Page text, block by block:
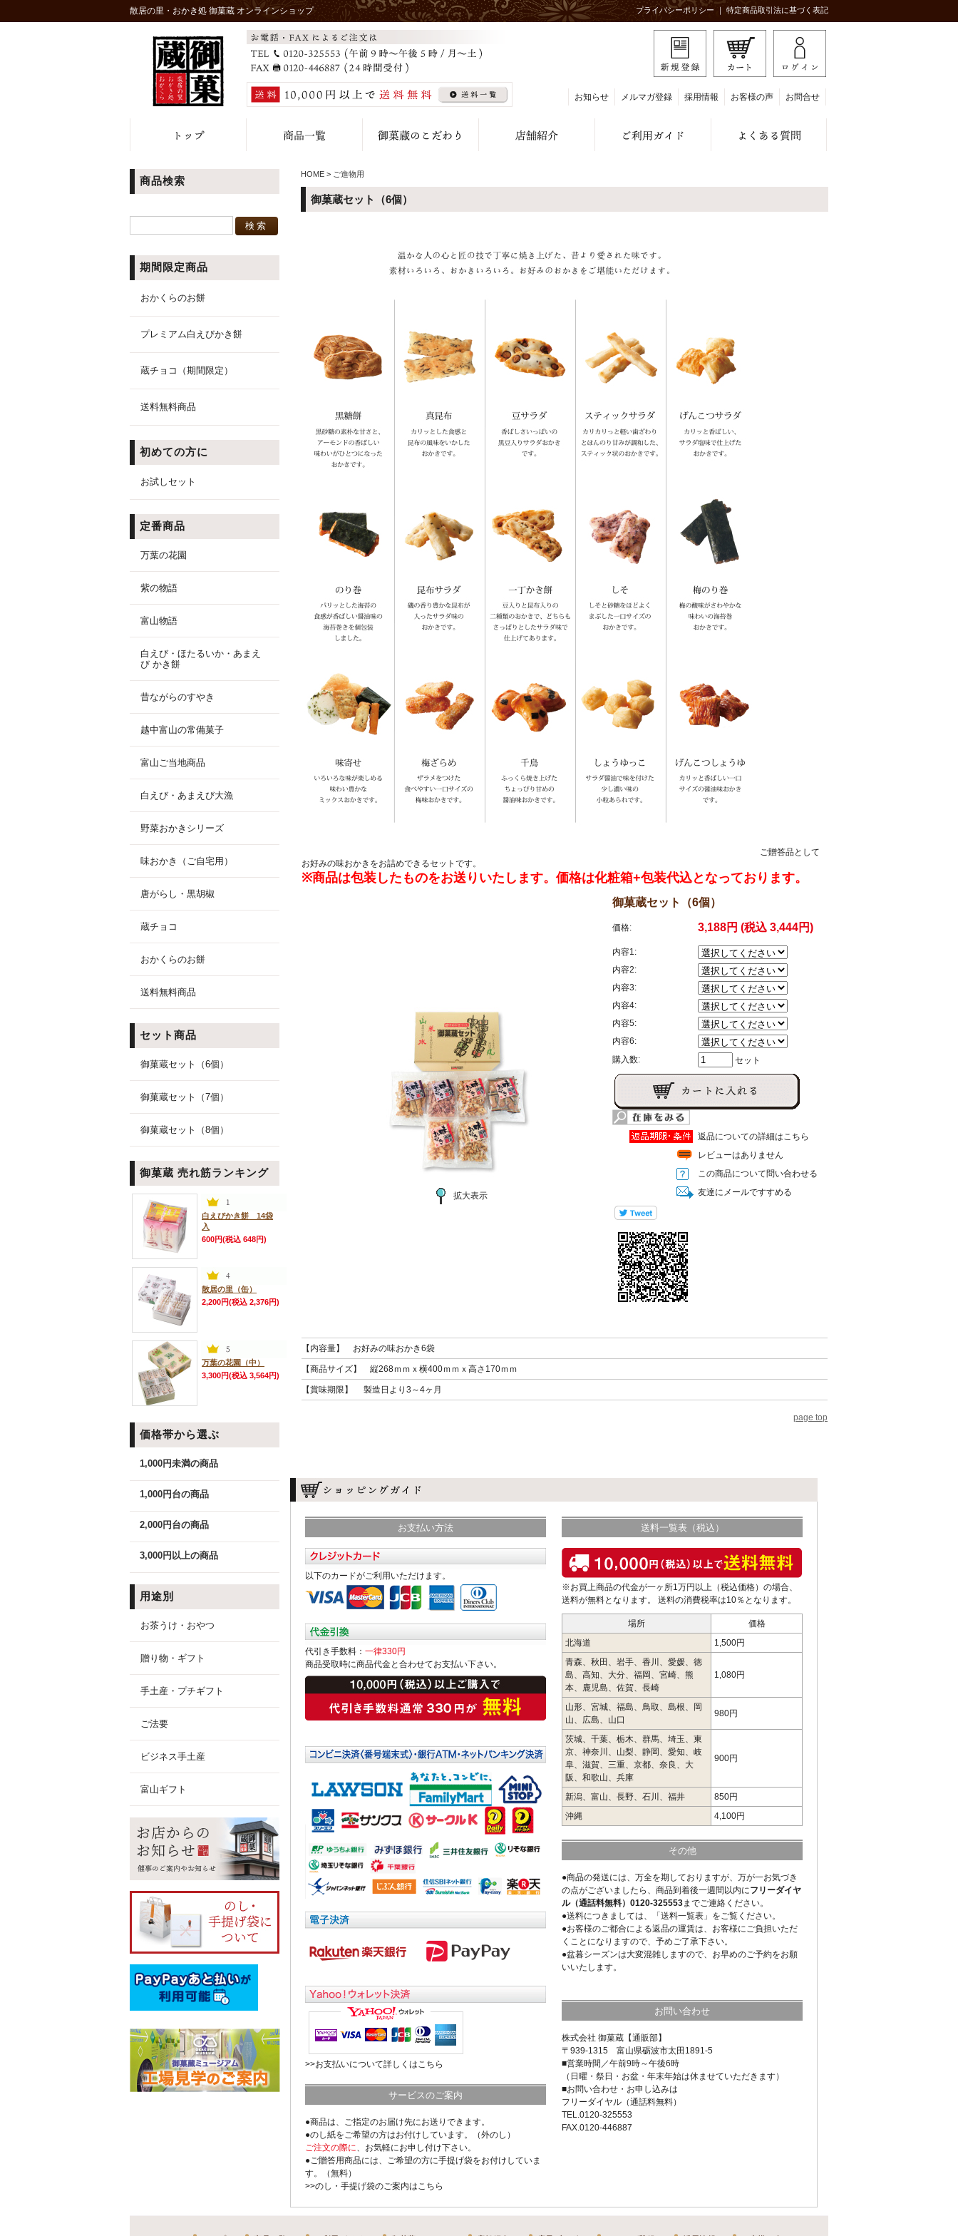
散居の里・おかき処 御菓蔵 オンラインショップ プライバシーポリシー ｜ 特定商品取引法に基づく表記
お知らせ メルマガ登録 採用情報 お客様の声 お問合せ
商品検索
期間限定商品
おかくらのお餅
プレミアム白えびかき餅
蔵チョコ（期間限定）
送料無料商品
初めての方に
お試しセット
定番商品
万葉の花園
紫の物語
富山物語
白えび・ほたるいか・あまえ
び かき餅
昔ながらのすやき
越中富山の常備菓子
富山ご当地商品
白えび・あまえび大漁
野菜おかきシリーズ
味おかき（ご自宅用）
唐がらし・黒胡椒
蔵チョコ
おかくらのお餅
送料無料商品
セット商品
御菓蔵セット（6個）
御菓蔵セット（7個）
御菓蔵セット（8個）
御菓蔵 売れ筋ランキング
白えびかき餅 14袋
入
600円(税込 648円)
散居の里（缶）
2,200円(税込 2,376円)
万葉の花園（中）
3,300円(税込 3,564円)
価格帯から選ぶ
1,000円未満の商品
1,000円台の商品
2,000円台の商品
3,000円以上の商品
用途別
お茶うけ・おやつ
贈り物・ギフト
手土産・プチギフト
ご法要
ビジネス手土産
富山ギフト
HOME > ご進物用
御菓蔵セット（6個）
ご贈答品として
お好みの味おかきをお詰めできるセットです。
※商品は包装したものをお送りいたします。価格は化粧箱+包装代込となっております。
拡大表示
御菓蔵セット（6個）
価格: 3,188円 (税込 3,444円)
内容1:
内容2:
内容3:
内容4:
内容5:
内容6:
購入数:
セット
返品についての詳細はこちら
レビューはありません
この商品について問い合わせる
友達にメールですすめる
【内容量】 お好みの味おかき6袋
【商品サイズ】 縦268ｍｍｘ横400ｍｍｘ高さ170ｍｍ
【賞味期限】 製造日より3～4ヶ月
page top
お支払い方法
以下のカードがご利用いただけます。
代引き手数料： 一律330円
商品受取時に商品代金と合わせてお支払い下さい。
>>お支払いについて詳しくはこちら
サービスのご案内
●商品は、ご指定のお届け先にお送りできます。
●のし紙をご希望の方はお付けしています。（外のし）
ご注文の際に、お気軽にお申し付け下さい。
●ご贈答用商品には、ご希望の方に手提げ袋をお付けしていま
す。（無料）
>>のし・手提げ袋のご案内はこちら
送料一覧表（税込）
※お買上商品の代金が一ヶ所1万円以上（税込価格）の場合、
送料が無料となります。 送料の消費税率は10％となります。
場所
価格
北海道
1,500円
青森、秋田、岩手、香川、愛媛、徳
島、高知、大分、福岡、宮崎、熊
本、鹿児島、佐賀、長崎
1,080円
山形、宮城、福島、鳥取、島根、岡
山、広島、山口
980円
茨城、千葉、栃木、群馬、埼玉、東
京、神奈川、山梨、静岡、愛知、岐
阜、滋賀、三重、京都、奈良、大
阪、和歌山、兵庫
900円
新潟、富山、長野、石川、福井
850円
沖縄
4,100円
その他
●商品の発送には、万全を期しておりますが、万が一お気づき
の点がございましたら、商品到着後一週間以内にフリーダイヤ
ル（通話料無料）0120-325553までご連絡ください。
●送料につきましては、「送料一覧表」をご覧ください。
●お客様のご都合による返品の運賃は、お客様にご負担いただ
くことになりますので、予めご了承下さい。
●盆暮シーズンは大変混雑しますので、お早めのご予約をお願
いいたします。
お問い合わせ
株式会社 御菓蔵【通販部】
〒939-1315 富山県砺波市太田1891-5
■営業時間／午前9時～午後6時
（日曜・祭日・お盆・年末年始は休ませていただきます）
■お問い合わせ・お申し込みは
フリーダイヤル（通話料無料）
TEL.0120-325553
FAX.0120-446887